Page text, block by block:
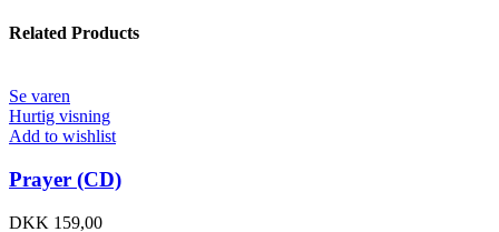
Related Products
Se varen
Hurtig visning
Add to wishlist
Prayer (CD)
DKK 159,00